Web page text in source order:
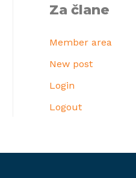
Za člane
Member area
New post
Login
Logout